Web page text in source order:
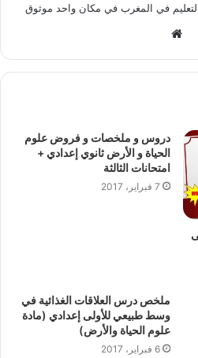
في المغرب في مكان واحد موثوق
b
e
دروس و ملخصات و فروض علوم
الحياة و الأرض ثانوي إعدادي +
امتحانات الثالثة
7 فبراير، 2017
ملخص درس العلاقات الغذائية في
وسط طبيعي للأولى إعدادي (مادة
علوم الحياة والأرض)
6 فبراير، 2017